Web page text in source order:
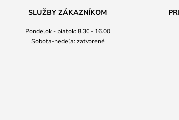
SLUŽBY ZÁKAZNÍKOM
Pondelok - piatok: 8.30 - 16.00
Sobota-nedeľa: zatvorené